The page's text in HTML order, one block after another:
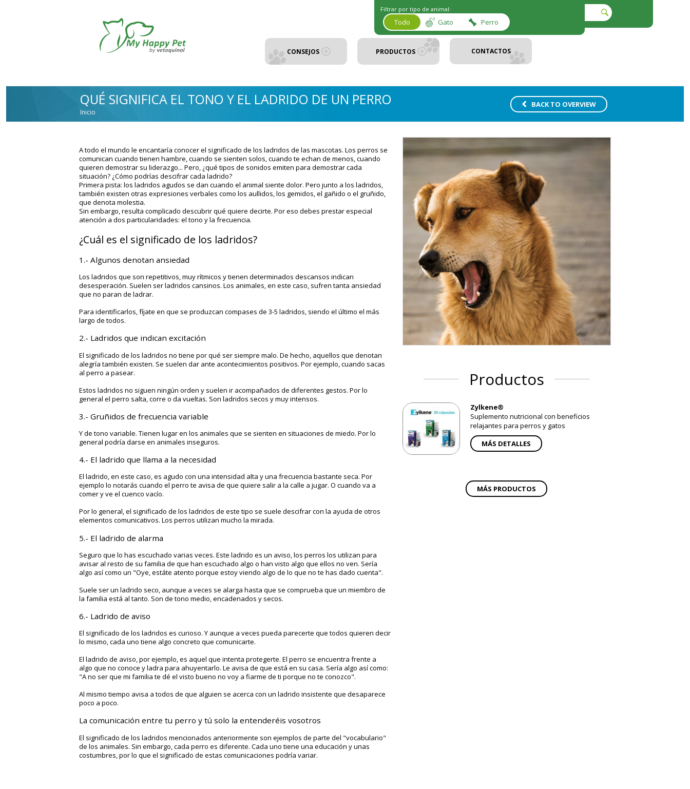
Filtrar por tipo de animal:
Todo Gato Perro
CONSEJOS PRODUCTOS CONTACTOS
QUÉ SIGNIFICA EL TONO Y EL LADRIDO DE UN PERRO BACK TO OVERVIEW
USTED ESTÁ AQUÍ
Inicio
A todo el mundo le encantaría conocer el significado de los ladridos de las mascotas. Los perros se
comunican cuando tienen hambre, cuando se sienten solos, cuando te echan de menos, cuando
quieren demostrar su liderazgo... Pero, ¿qué tipos de sonidos emiten para demostrar cada
situación? ¿Cómo podrías descifrar cada ladrido?
Primera pista:los ladridos agudos se dan cuando el animal siente dolor.Pero junto a los ladridos,
también existen otras expresiones verbales como los aullidos, los gemidos, el gañido o el gruñido,
que denota molestia.
Sin embargo, resulta complicado descubrir qué quiere decirte. Por eso debes prestar especial
atención a dos particularidades: el tono y la frecuencia.
¿Cuál es el significado de los ladridos?
1.- Algunos denotan ansiedad
Los ladridos que son repetitivos, muy rítmicos y tienen determinados descansos indican
desesperación. Suelen ser ladridos cansinos. Los animales, en este caso, sufren tanta ansiedad
que no paran de ladrar.
Para identificarlos, fíjate en que se produzcan compases de 3-5 ladridos, siendo el último el más
largo de todos.
2.- Ladridos que indican excitación
El significado de los ladridos no tiene por qué ser siempre malo. De hecho, aquellos que denotan
alegría también existen. Se suelen dar ante acontecimientos positivos. Por ejemplo, cuando sacas
al perro a pasear.
Estos ladridos no siguen ningún orden y suelen ir acompañados de diferentes gestos. Por lo
general el perro salta, corre o da vueltas. Son ladridos secos y muy intensos.
3.- Gruñidos de frecuencia variable
Y de tono variable. Tienen lugar en los animales que se sienten en situaciones de miedo. Por lo
general podría darse en animales inseguros.
4.- El ladrido que llama a la necesidad
El ladrido, en este caso, es agudo con una intensidad alta y una frecuencia bastante seca. Por
ejemplo lo notarás cuando el perro te avisa de que quiere salir a la calle a jugar. O cuando va a
comer y ve el cuenco vacío.
Por lo general, el significado de los ladridos de este tipo se suele descifrar con la ayuda de otros
elementos comunicativos. Los perros utilizan mucho la mirada.
5.- El ladrido de alarma
Seguro que lo has escuchado varias veces. Este ladrido es un aviso, los perros los utilizan para
avisar al resto de su familia de que han escuchado algo o han visto algo que ellos no ven. Sería
algo así como un "Oye, estáte atento porque estoy viendo algo de lo que no te has dado cuenta".
Suele ser unladrido seco, aunque a veces se alarga hasta que se comprueba que un miembro de
la familia está al tanto. Son de tono medio, encadenados y secos.
6.- Ladrido de aviso
El significado de los ladridos es curioso. Y aunque a veces pueda parecerte que todos quieren decir
lo mismo, cada uno tiene algo concreto que comunicarte.
El ladrido de aviso, por ejemplo, es aquel que intenta protegerte. El perro se encuentra frente a
algo que no conoce y ladra para ahuyentarlo. Le avisa de que está en su casa. Sería algo así como:
"A no ser que mi familia te dé el visto bueno no voy a fiarme de ti porque no te conozco".
Al mismo tiempo avisa a todos de que alguien se acerca con un ladrido insistente que desaparece
poco a poco.
La comunicación entre tu perro y tú solo la entenderéis vosotros
El significado de los ladridos mencionados anteriormente son ejemplos de parte del "vocabulario"
de los animales. Sin embargo, cada perro es diferente. Cada uno tiene una educación y unas
costumbres, por lo queel significado de estas comunicaciones podría variar.
Productos
Zylkene®
Suplemento nutricional con beneficios
relajantes para perros y gatos
MÁS DETALLES
MÁS PRODUCTOS